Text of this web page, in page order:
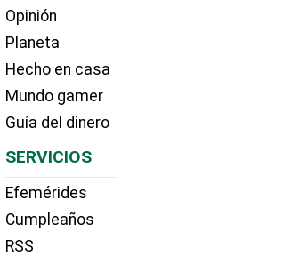
Opinión
Planeta
Hecho en casa
Mundo gamer
Guía del dinero
SERVICIOS
Efemérides
Cumpleaños
RSS